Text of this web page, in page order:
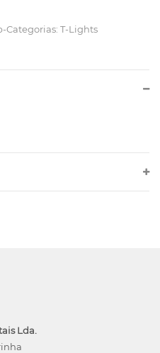
Categorias: T-Lights
Lda.